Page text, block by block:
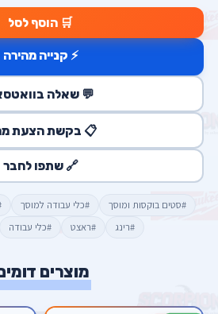
🛒 הוסף לסל
⚡ קנייה מהירה
💬 שאלה
📋 בקשת הצעת
🔗 שתפו לחבר
#סטים בוקסות ומוסך #כלי עבודה למוסך
#רינג
#ראצט #כלי עבודה
מוצרים